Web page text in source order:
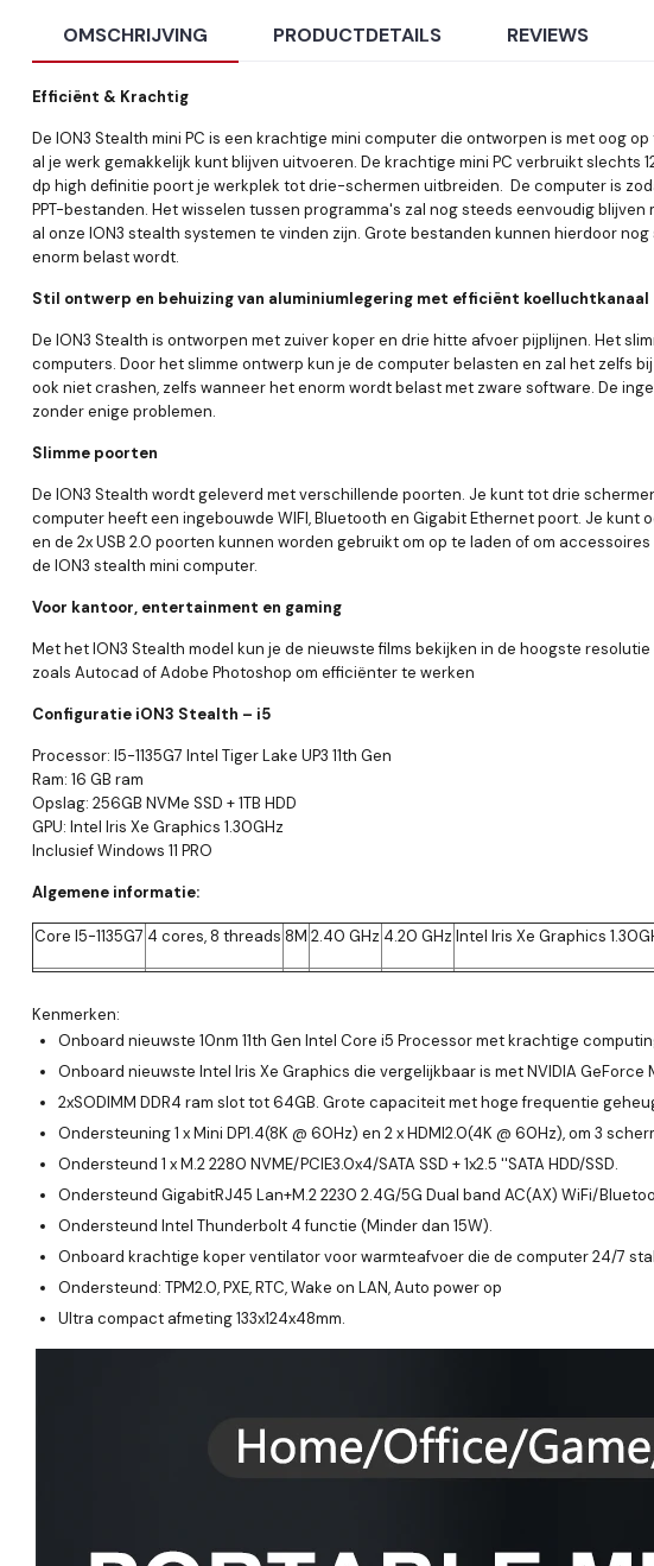
OMSCHRIJVING PRODUCTDETAILS REVIEWS
Efficiënt & Krachtig
De ION3 Stealth mini PC is een krachtige mini computer die ontworpen is met oog
al je werk gemakkelijk kunt blijven uitvoeren. De krachtige mini PC verbruikt
dp high definitie poort je werkplek tot drie-schermen uitbreiden. De computer is
PPT-bestanden. Het wisselen tussen programma's zal nog steeds eenvoudig
al onze ION3 stealth systemen te vinden zijn. Grote bestanden kunnen hierdoor
enorm belast wordt.
Stil ontwerp en behuizing van aluminiumlegering met efficiënt koelluchtkanaal
De ION3 Stealth is ontworpen met zuiver koper en drie hitte afvoer pijplijnen. Het
computers. Door het slimme ontwerp kun je de computer belasten en zal het zelfs
ook niet crashen, zelfs wanneer het enorm wordt belast met zware software. De
zonder enige problemen.
Slimme poorten
De ION3 Stealth wordt geleverd met verschillende poorten. Je kunt tot drie
computer heeft een ingebouwde WIFI, Bluetooth en Gigabit Ethernet poort. Je
en de 2x USB 2.0 poorten kunnen worden gebruikt om op te laden of om
de ION3 stealth mini computer.
Voor kantoor, entertainment en gaming
Met het ION3 Stealth model kun je de nieuwste films bekijken in de hoogste
zoals Autocad of Adobe Photoshop om efficiënter te werken
Configuratie iON3 Stealth – i5
Processor: I5-1135G7 Intel Tiger Lake UP3 11th Gen
Ram: 16 GB ram
Opslag: 256GB NVMe SSD + 1TB HDD
GPU: Intel Iris Xe Graphics 1.30GHz
Inclusief Windows 11 PRO
Algemene informatie:
Core I5-1135G7 4 cores, 8 threads 8M 2.40 GHz 4.20 GHz Intel Iris Xe Graphics
Kenmerken:
Onboard nieuwste 10nm 11th Gen Intel Core i5 Processor met krachtige
Onboard nieuwste Intel Iris Xe Graphics die vergelijkbaar is met NVIDIA
2xSODIMM DDR4 ram slot tot 64GB. Grote capaciteit met hoge frequentie
Ondersteuning 1 x Mini DP1.4(8K @ 60Hz) en 2 x HDMI2.0(4K @ 60Hz), om 3
Ondersteund 1 x M.2 2280 NVME/PCIE3.0x4/SATA SSD + 1x2.5 ''SATA HDD/SSD.
Ondersteund GigabitRJ45 Lan+M.2 2230 2.4G/5G Dual band AC(AX) WiFi/
Ondersteund Intel Thunderbolt 4 functie (Minder dan 15W).
Onboard krachtige koper ventilator voor warmteafvoer die de computer 24/7
Ondersteund: TPM2.0, PXE, RTC, Wake on LAN, Auto power op
Ultra compact afmeting 133x124x48mm.